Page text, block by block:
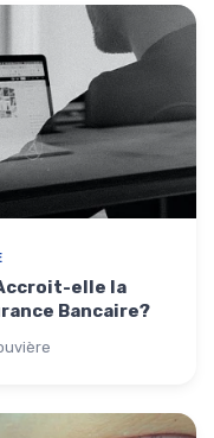
elle la
Bancaire?